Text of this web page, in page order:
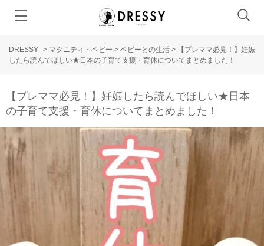
DRESSY > マタニティ・ベビー > ベビーとの生活 >
【プレママ必見！】妊娠
したら読んでほしい★日本の子育て支援・育休についてまとめました！
【プレママ必見！】妊娠したら読んでほしい★日本
の子育て支援・育休についてまとめました！